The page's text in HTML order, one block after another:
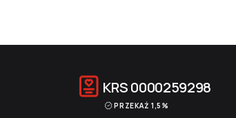
KRS0000259298
PRZEKAŻ 1,5%